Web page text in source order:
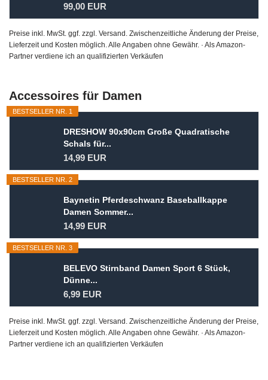
99,00 EUR
Preise inkl. MwSt. ggf. zzgl. Versand. Zwischenzeitliche Änderung der Preise,
Lieferzeit und Kosten möglich. Alle Angaben ohne Gewähr. · Als Amazon-
Partner verdiene ich an qualifizierten Verkäufen
Accessoires für Damen
BESTSELLER NR. 1
DRESHOW 90x90cm Große Quadratische
Schals für...
14,99 EUR
BESTSELLER NR. 2
Baynetin Pferdeschwanz Baseballkappe
Damen Sommer...
14,99 EUR
BESTSELLER NR. 3
BELEVO Stirnband Damen Sport 6 Stück,
Dünne...
6,99 EUR
Preise inkl. MwSt. ggf. zzgl. Versand. Zwischenzeitliche Änderung der Preise,
Lieferzeit und Kosten möglich. Alle Angaben ohne Gewähr. · Als Amazon-
Partner verdiene ich an qualifizierten Verkäufen